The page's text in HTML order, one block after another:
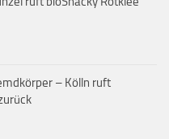
– Kölln ruft